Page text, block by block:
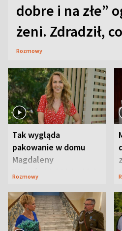
dobre i na złe”
żeni. Zdradził,
Rozmowy
Tak wygląda
pakowanie w domu
Magdaleny
Waligórskiej-Lisieckiej.
Rozmowy